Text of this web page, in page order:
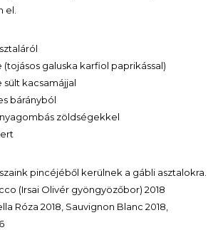
el.
(tojásos galuska karfiol paprikással)
kacsamájjal
bárányból
zöldségekkel
pincéjéből kerülnek a gábli asztalokra.
(Irsai Olivér gyöngyözőbor) 2018
Róza 2018, Sauvignon Blanc 2018,